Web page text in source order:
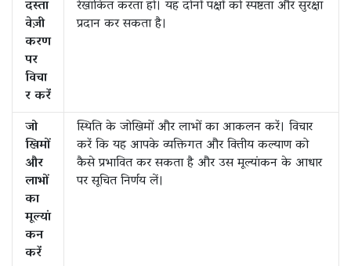
दस्ता
वेज़ी
करण
पर
विचा
र करें
रेखांकित करता हो। यह दोनों पक्षों को स्पष्टता और सुरक्षा
प्रदान कर सकता है।
जो
खिमों
और
लाभों
का
मूल्यां
कन
करें
स्थिति के जोखिमों और लाभों का आकलन करें। विचार
करें कि यह आपके व्यक्तिगत और वित्तीय कल्याण को
कैसे प्रभावित कर सकता है और उस मूल्यांकन के आधार
पर सूचित निर्णय लें।